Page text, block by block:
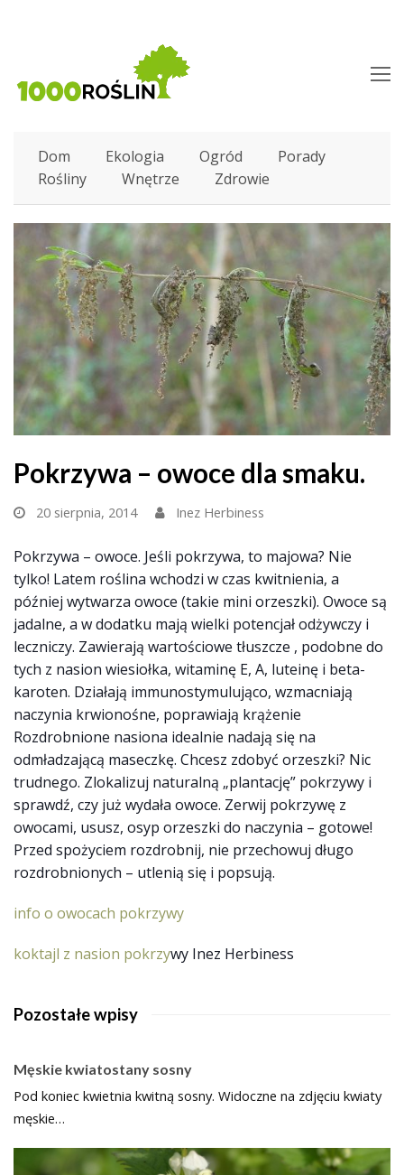
Dom Ekologia Ogród
Porady
Rośliny
Wnętrze Zdrowie
Pokrzywa – owoce dla smaku.
20 sierpnia, 2014 Inez Herbiness
Pokrzywa – owoce. Jeśli pokrzywa, to majowa? Nie
tylko! Latem roślina wchodzi w czas kwitnienia, a
później wytwarza owoce (takie mini orzeszki). Owoce są
jadalne, a w dodatku mają wielki potencjał odżywczy i
leczniczy. Zawierają wartościowe tłuszcze , podobne do
tych z nasion wiesiołka, witaminę E, A, luteinę i beta-
karoten. Działają immunostymulująco, wzmacniają
naczynia krwionośne, poprawiają krążenie
Rozdrobnione nasiona idealnie nadają się na
odmładzającą maseczkę. Chcesz zdobyć orzeszki? Nic
trudnego. Zlokalizuj naturalną „plantację” pokrzywy i
sprawdź, czy już wydała owoce. Zerwij pokrzywę z
owocami, ususz, osyp orzeszki do naczynia – gotowe!
Przed spożyciem rozdrobnij, nie przechowuj długo
rozdrobnionych – utlenią się i popsują.
info o owocach pokrzywy
koktajl z nasion pokrzywy Inez Herbiness
Pozostałe wpisy
Męskie kwiatostany sosny
Pod koniec kwietnia kwitną sosny. Widoczne na zdjęciu kwiaty
męskie…